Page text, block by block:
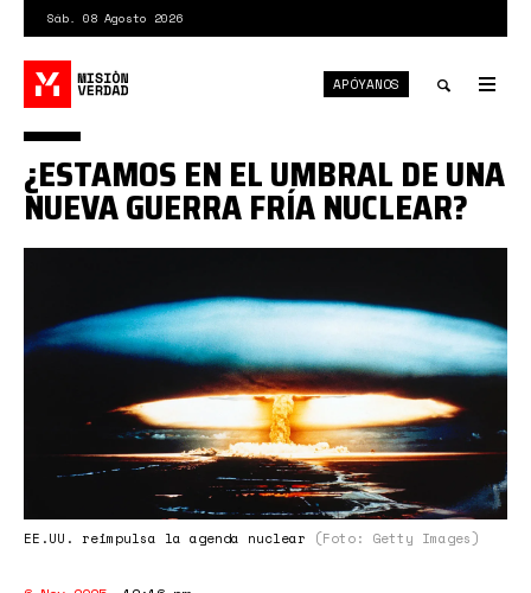
contenido
principal
Sáb. 08 Agosto 2026
search
APÓYANOS
atómico
EE.UU. reimpulsa la agenda nuclear (Foto: Getty Images)
¿ESTAMOS EN EL UMBRAL DE UNA
NUEVA GUERRA FRÍA NUCLEAR?